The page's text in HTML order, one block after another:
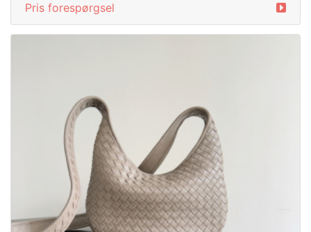
Pris forespørgsel